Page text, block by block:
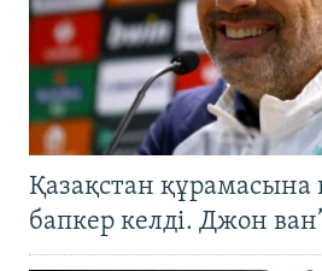
Қазақстан құрамасына
бапкер келді. Джон